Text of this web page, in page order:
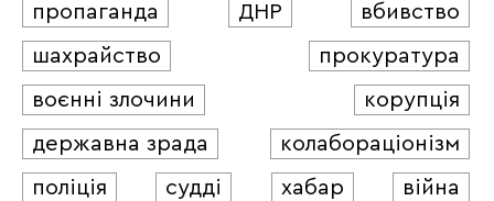
пропаганда
ДНР
вбивство
шахрайство
прокуратура
воєнні злочини
корупція
державна зрада
колабораціонізм
поліція
судді хабар війна